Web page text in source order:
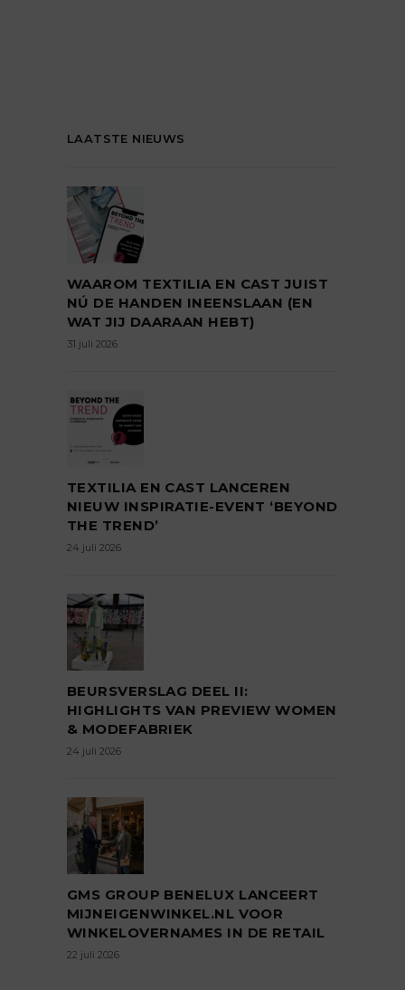
LAATSTE NIEUWS
WAAROM TEXTILIA EN CAST JUIST
NÚ DE HANDEN INEENSLAAN (EN
WAT JIJ DAARAAN HEBT)
31 juli 2026
TEXTILIA EN CAST LANCEREN
NIEUW INSPIRATIE-EVENT ‘BEYOND
THE TREND’
24 juli 2026
BEURSVERSLAG DEEL II:
HIGHLIGHTS VAN PREVIEW WOMEN
& MODEFABRIEK
24 juli 2026
GMS GROUP BENELUX LANCEERT
MIJNEIGENWINKEL.NL VOOR
WINKELOVERNAMES IN DE RETAIL
22 juli 2026